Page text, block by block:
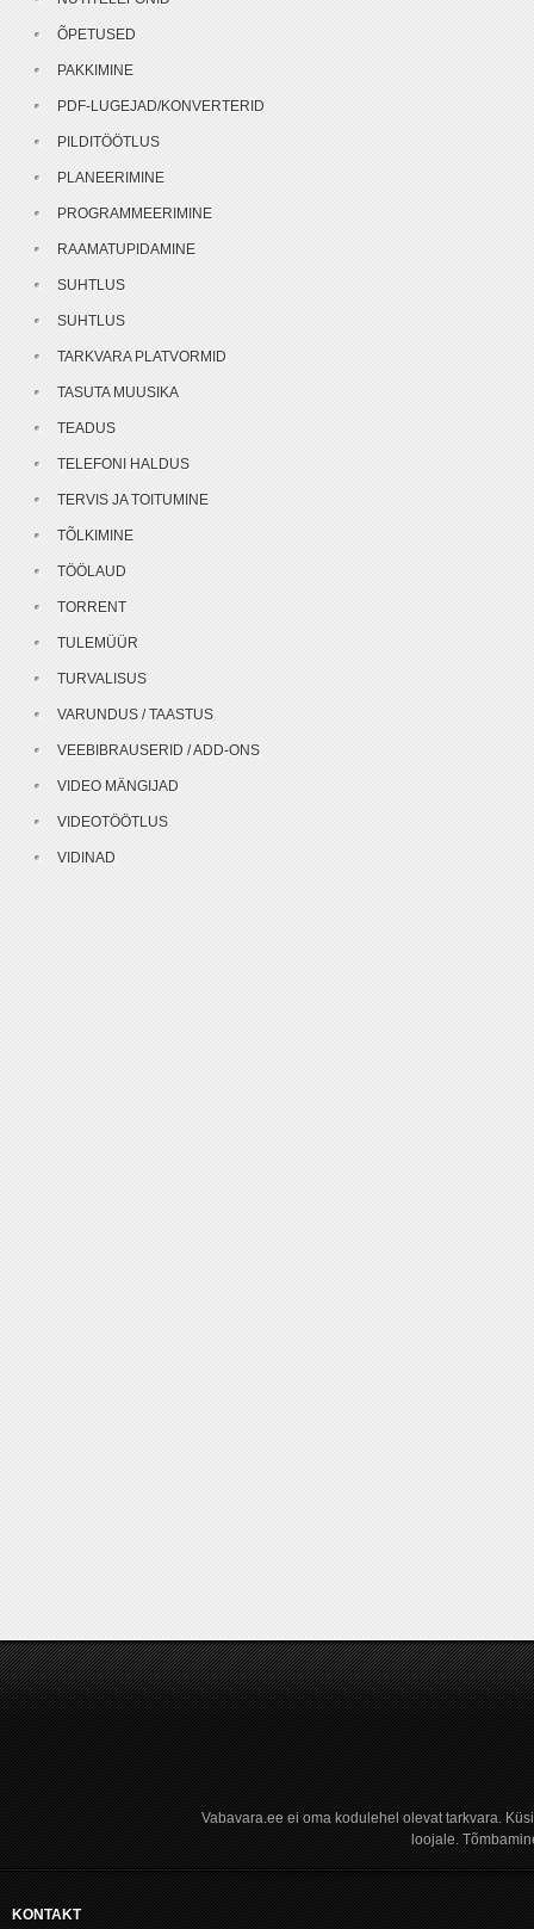
ÕPETUSED
PAKKIMINE
PDF-LUGEJAD/KONVERTERID
PILDITÖÖTLUS
PLANEERIMINE
PROGRAMMEERIMINE
RAAMATUPIDAMINE
SUHTLUS
SUHTLUS
TARKVARA PLATVORMID
TASUTA MUUSIKA
TEADUS
TELEFONI HALDUS
TERVIS JA TOITUMINE
TÕLKIMINE
TÖÖLAUD
TORRENT
TULEMÜÜR
TURVALISUS
VARUNDUS / TAASTUS
VEEBIBRAUSERID / ADD-ONS
VIDEO MÄNGIJAD
VIDEOTÖÖTLUS
VIDINAD
Vabavara.ee ei oma kodulehel olevat tarkvara.
loojale.
KONTAKT